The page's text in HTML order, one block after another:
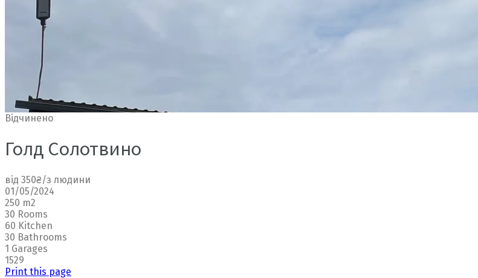
Відчинено
Голд Солотвино
від 350₴/з людини
01/05/2024
250 m2
30 Rooms
60 Kitchen
30 Bathrooms
1 Garages
1529
Print this page